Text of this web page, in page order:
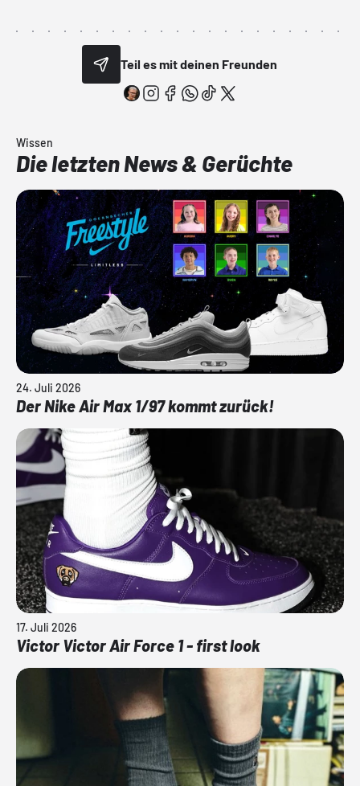
Teil es mit deinen Freunden
Wissen
Die letzten News & Gerüchte
24. Juli 2026
Der Nike Air Max 1/97 kommt zurück!
17. Juli 2026
Victor Victor Air Force 1 - first look